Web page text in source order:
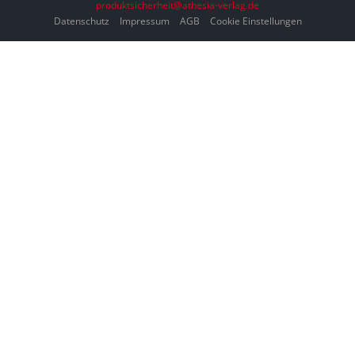
produktsicherheit@athesia-verlag.de
Datenschutz
Impressum AGB Cookie Einstellungen